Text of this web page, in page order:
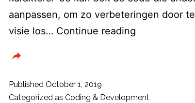
aanpassen, om zo verbeteringen door
visie los… Continue readingDwitter:
devs
Published October 1, 2019
Categorized as Coding & Development